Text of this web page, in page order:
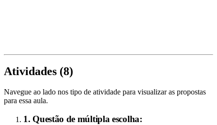
Atividades (8)
Navegue ao lado nos tipo de atividade para visualizar as propostas
para essa aula.
1. Questão de múltipla escolha: